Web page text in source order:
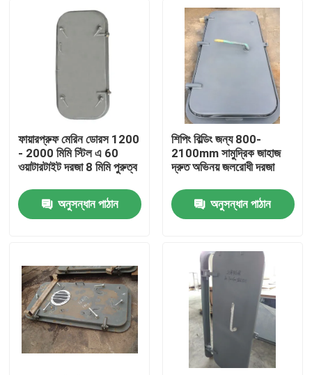
পণ্য
আমাদের সম্পর্কে
ফায়ারপ্রুফ মেরিন ডোরস 1200
- 2000 মিমি স্টিল এ 60
ওয়াটারটাইট দরজা 8 মিমি পুরুত্ব
অনুসন্ধান পাঠান
শিপিং বিল্ডিং জন্য 800-
2100mm সামুদ্রিক জাহাজ
দ্রুত অভিনয় জলরোধী দরজা
অনুসন্ধান পাঠান